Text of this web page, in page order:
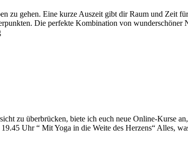
zu gehen. Eine kurze Auszeit gibt dir Raum und Zeit
Die perfekte Kombination von wunderschöner
zu überbrücken, biete ich euch neue Online-Kurse
Uhr “ Mit Yoga in die Weite des Herzens“ Alles,